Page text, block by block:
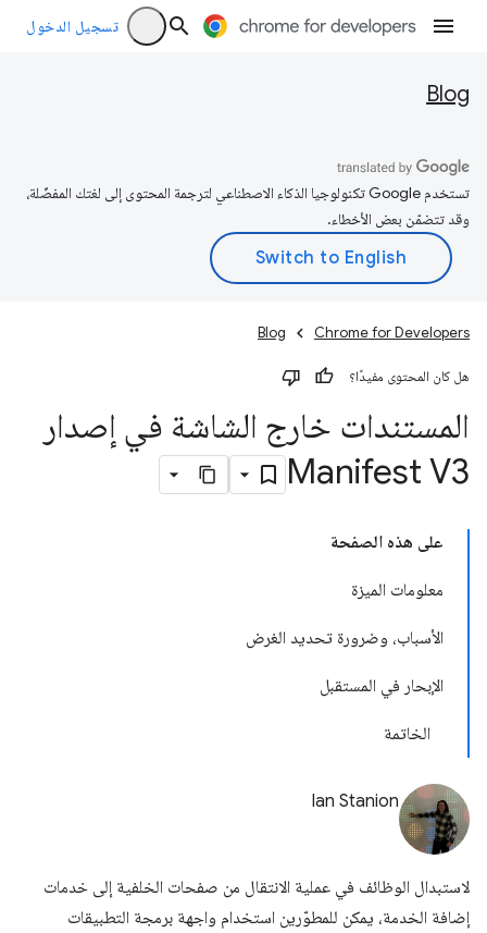
تسجيل الدخول
Blog
تستخدم Google تكنولوجيا الذكاء الاصطناعي لترجمة المحتوى إلى لغتك المفضّلة،
وقد تتضمّن بعض الأخطاء.
Chrome for Developers
Blog
هل كان المحتوى مفيدًا؟
المستندات خارج الشاشة في إصدار
Manifest V3
على هذه الصفحة
معلومات الميزة
الأسباب، وضرورة تحديد الغرض
الإبحار في المستقبل
الخاتمة
Ian Stanion
لاستبدال الوظائف في عملية الانتقال من صفحات الخلفية إلى خدمات
إضافة الخدمة، يمكن للمطوّرين استخدام واجهة برمجة التطبيقات